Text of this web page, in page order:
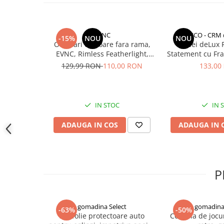
Accesorii finisare documente
Capsatoare documente
Ghilotine & Trimmere
Imprimante UV
-15% NOUEVNC
Ochelari de soare fara rama,
EVNC, Rimless Featherlight,
unisex
129,99 RON110,00 RON
IN STOC
ADAUGA IN COS
NOUCCO -
Cercei deLux
Statement cu
pentru133,00
IN
ADAUGA IN
-63% gomadina Select
Set folie protectoare auto
-50%
Consola de